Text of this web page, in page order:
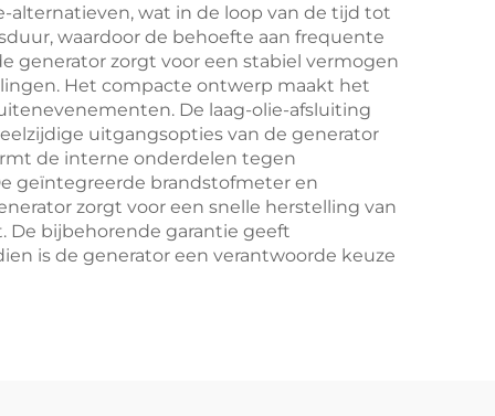
alternatieven, wat in de loop van de tijd tot
waardoor de behoefte aan frequente
generator zorgt voor een stabiel vermogen
Het compacte ontwerp maakt het
De laag-olie-afsluiting
uitgangsopties van de generator
de interne onderdelen tegen
geïntegreerde brandstofmeter en
zorgt voor een snelle herstelling van
bijbehorende garantie geeft
is de generator een verantwoorde keuze